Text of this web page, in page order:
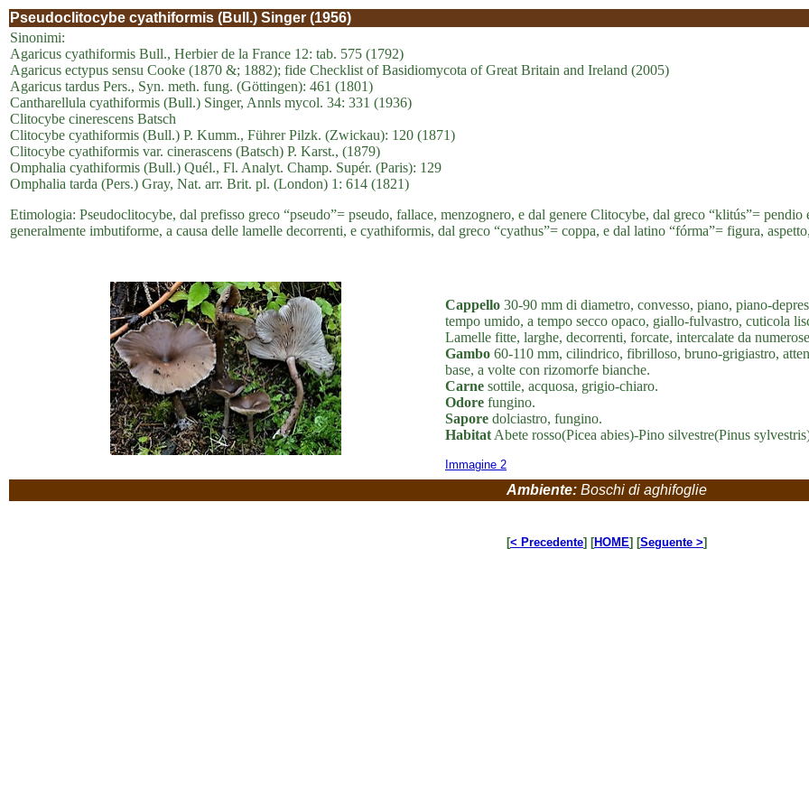
Pseudoclitocybe cyathiformis (Bull.) Singer (1956)
Sinonimi:
Agaricus cyathiformis Bull., Herbier de la France 12: tab. 575 (1792)
Agaricus ectypus sensu Cooke (1870 &; 1882); fide Checklist of Basidiomycota of Great Britain and Ireland (2005)
Agaricus tardus Pers., Syn. meth. fung. (Göttingen): 461 (1801)
Cantharellula cyathiformis (Bull.) Singer, Annls mycol. 34: 331 (1936)
Clitocybe cinerescens Batsch
Clitocybe cyathiformis (Bull.) P. Kumm., Führer Pilzk. (Zwickau): 120 (1871)
Clitocybe cyathiformis var. cinerascens (Batsch) P. Karst., (1879)
Omphalia cyathiformis (Bull.) Quél., Fl. Analyt. Champ. Supér. (Paris): 129
Omphalia tarda (Pers.) Gray, Nat. arr. Brit. pl. (London) 1: 614 (1821)
Etimologia: Pseudoclitocybe, dal prefisso greco “pseudo”= pseudo, fallace, menzognero, e dal genere Clitocybe, dal greco “klitús”=
generalmente imbutiforme, a causa delle lamelle decorrenti, e cyathiformis, dal greco “cyathus”= coppa, e dal latino “fórma”= figura,
Cappello 30-90 mm di diametro, convesso, piano, piano-
tempo umido, a tempo secco opaco, giallo-fulvastro, cuticola
Lamelle fitte, larghe, decorrenti, forcate, intercalate da
Gambo 60-110 mm, cilindrico, fibrilloso, bruno-grigiastro,
base, a volte con rizomorfe bianche.
Carne sottile, acquosa, grigio-chiaro.
Odore fungino.
Sapore dolciastro, fungino.
Habitat Abete rosso(Picea abies)-Pino silvestre(Pinus
Immagine 2
Ambiente: Boschi di aghifoglie
[< Precedente] [HOME] [Seguente >]